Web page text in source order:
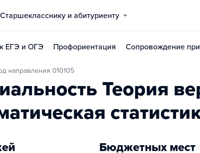
Старшекласснику и абитуриенту
ЕГЭ и ОГЭ Профориентация Сопровождение
направления 010105
Теория
Бюджетных мест